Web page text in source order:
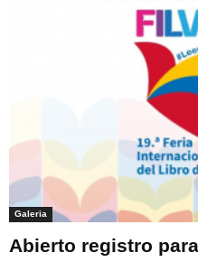
Galeria
Abierto registro